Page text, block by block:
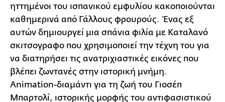
ηττημένοι του ισπανικού εμφυλίου κακοποιούνται
καθημερινά από Γάλλους φρουρούς. Ένας εξ
αυτών δημιουργεί μια σπάνια φιλία με Καταλανό
σκιτσογραφο που χρησιμοποιεί την τέχνη του για
να διατηρήσει τις ανατριχιαστικές εικόνες που
βλέπει ζωντανές στην ιστορική μνήμη.
Animation-διαμάντι για τη ζωή του Γιοσέπ
Μπαρτολί, ιστορικής μορφής του αντιφασιστικού